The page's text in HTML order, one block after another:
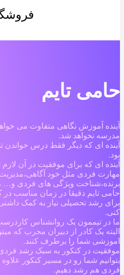
حامی تایم
آینده آموزش نگاهی متفاوت می
مدرسه نخواهد شد.
آینده ای که دیگر فقط درس خواندن
بود.
آینده ای که برای موفقیت در آن
مهارت فردی مثل خود
برنده،شناخت ویژگی های فردی و…
حامی تایم دقیقا در زمان مناسب در
برای رشد تحصیلی نیاز به کمک
کنی.
ما در تیممون یک روانشناس
البته یک کادر از دبیران مجرب که
اموزشی شما را برطرف کنند.
موفقیت در کنکور به سبک رشد فردی
بتوانیم شما رو در مسیر کنکور
فردی هم رشد دهیم.